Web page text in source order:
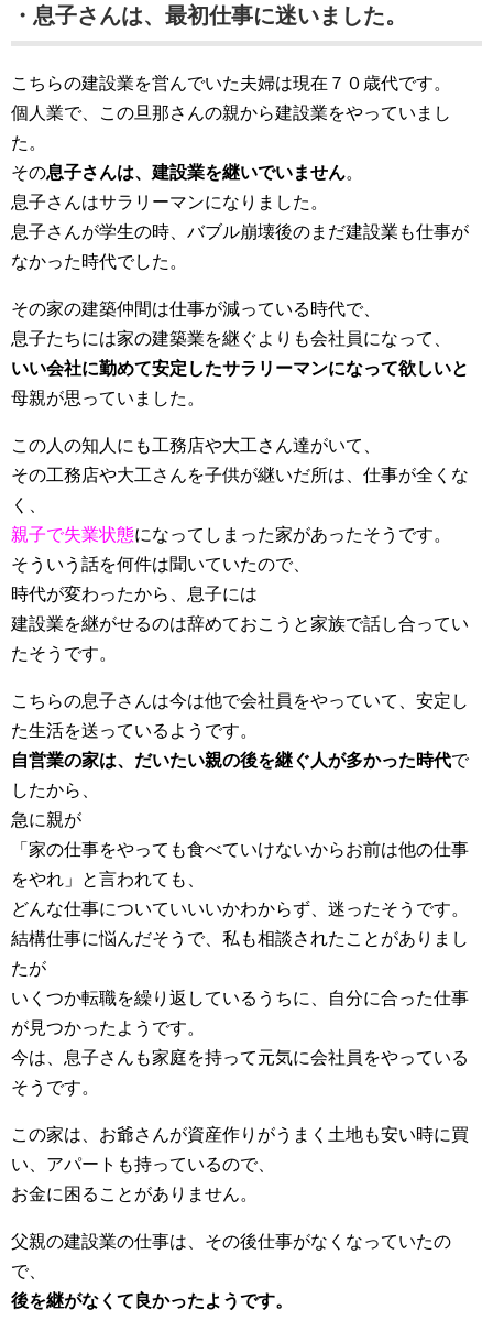
・息子さんは、最初仕事に迷いました。
こちらの建設業を営んでいた夫婦は現在７０歳代です。
個人業で、この旦那さんの親から建設業をやっていまし
た。
その息子さんは、建設業を継いでいません。
息子さんはサラリーマンになりました。
息子さんが学生の時、バブル崩壊後のまだ建設業も仕事が
なかった時代でした。
その家の建築仲間は仕事が減っている時代で、
息子たちには家の建築業を継ぐよりも会社員になって、
いい会社に勤めて安定したサラリーマンになって欲しいと
母親が思っていました。
この人の知人にも工務店や大工さん達がいて、
その工務店や大工さんを子供が継いだ所は、仕事が全くな
く、
親子で失業状態になってしまった家があったそうです。
そういう話を何件は聞いていたので、
時代が変わったから、息子には
建設業を継がせるのは辞めておこうと家族で話し合ってい
たそうです。
こちらの息子さんは今は他で会社員をやっていて、安定し
た生活を送っているようです。
自営業の家は、だいたい親の後を継ぐ人が多かった時代で
したから、
急に親が
「家の仕事をやっても食べていけないからお前は他の仕事
をやれ」と言われても、
どんな仕事についていいいかわからず、迷ったそうです。
結構仕事に悩んだそうで、私も相談されたことがありまし
たが
いくつか転職を繰り返しているうちに、自分に合った仕事
が見つかったようです。
今は、息子さんも家庭を持って元気に会社員をやっている
そうです。
この家は、お爺さんが資産作りがうまく土地も安い時に買
い、アパートも持っているので、
お金に困ることがありません。
父親の建設業の仕事は、その後仕事がなくなっていたの
で、
後を継がなくて良かったようです。